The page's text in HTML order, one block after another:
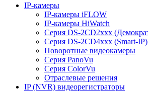
IP-камеры
IP-камеры iFLOW
IP-камеры HiWatch
Серия DS-2CD2xxx
Серия DS-2CD4xxx (Smart-IP)
Поворотные видеокамеры
Серия PanoVu
Серия ColorVu
Отраслевые решения
IP (NVR) видеорегистраторы